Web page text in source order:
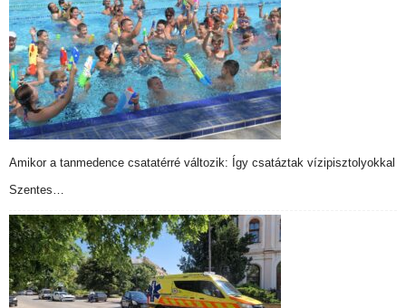
Amikor a tanmedence csatatérré változik: Így csatáztak vízipisztolyokkal
Szentes…